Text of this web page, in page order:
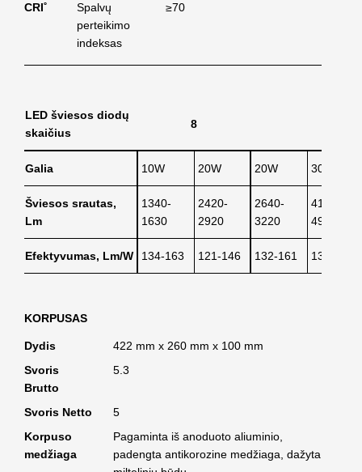
CRI˚
Spalvų
perteikimo
indeksas
≥70
LED šviesos diodų
skaičius
8
Galia 10W 20W 20W 30W
Šviesos srautas,
Lm
1340-
1630
2420-
2920
2640-
3220
4140-
4920
Efektyvumas, Lm/W 134-163 121-146 132-161 138-164
KORPUSAS
Dydis
422 mm x 260 mm x 100 mm
Svoris
Brutto
5.3
Svoris Netto
5
Korpuso
medžiaga
Pagaminta iš anoduoto aliuminio,
padengta antikorozine medžiaga, dažyta